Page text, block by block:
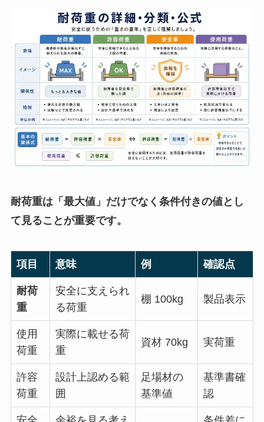
耐荷重は「最大値」だけでなく条件付きの値とし
て見ることが重要です。
項目 意味 例 確認点
耐荷
重
安全に支えられ
る荷重
棚 100kg 製品表示
使用
荷重
実際に載せる荷
重
資材 70kg 実荷重
許容
荷重
設計上認める範
囲
足場材の
基準値
基準書確
認